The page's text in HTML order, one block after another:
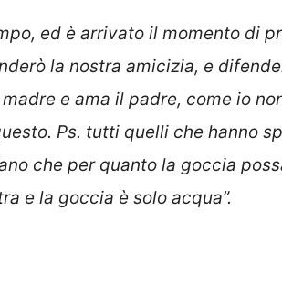
ed è arrivato il momento di
la nostra amicizia, e
e ama il padre, come io
Ps. tutti quelli che hanno
che per quanto la goccia
e la goccia è solo acqua”.